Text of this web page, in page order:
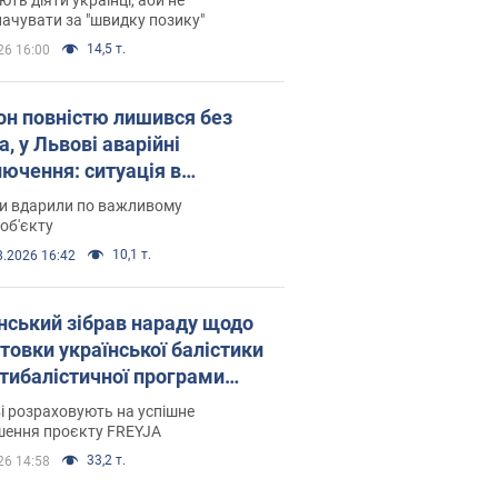
за "швидку позику"
16:00 14,5 т.
повністю лишився без
у Львові аварійні
ситуація в
6 серпня
вдарили по важливому
16:42 10,1 т.
зібрав нараду щодо
української балістики
які рішення готуються
розраховують на успішне
проєкту FREYJA
14:58 33,2 т.